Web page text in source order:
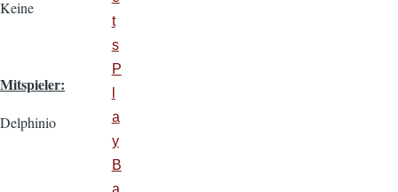
Keine
Mitspieler:
Delphinio
t
s
P
a
y
B